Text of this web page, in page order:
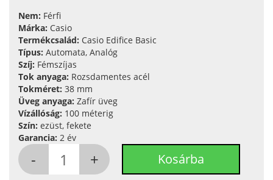
Nem: Férfi
Márka: Casio
Termékcsalád: Casio Edifice Basic
Típus: Automata, Analóg
Szíj: Fémszíjas
Tok anyaga: Rozsdamentes acél
Tokméret: 38 mm
Üveg anyaga: Zafír üveg
Vízállóság: 100 méterig
Szín: ezüst, fekete
Garancia: 2 év